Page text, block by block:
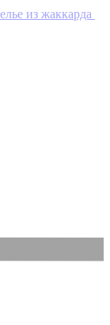
из жаккарда